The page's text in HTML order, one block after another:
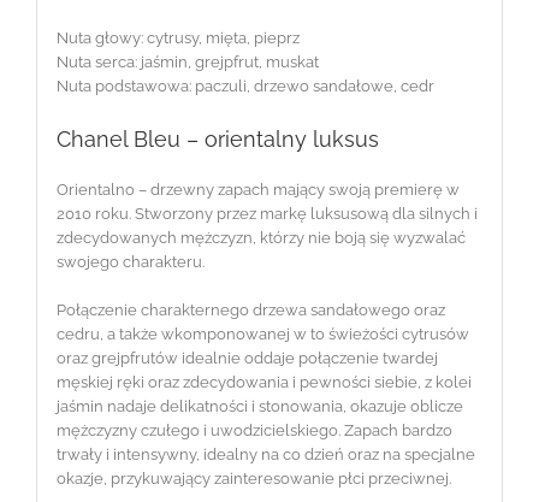
Nuta głowy: cytrusy, mięta, pieprz
Nuta serca: jaśmin, grejpfrut, muskat
Nuta podstawowa: paczuli, drzewo sandałowe, cedr
Chanel Bleu – orientalny luksus
Orientalno – drzewny zapach mający swoją premierę w
2010 roku. Stworzony przez markę luksusową dla silnych i
zdecydowanych mężczyzn, którzy nie boją się wyzwalać
swojego charakteru.
Połączenie charakternego drzewa sandałowego oraz
cedru, a także wkomponowanej w to świeżości cytrusów
oraz grejpfrutów idealnie oddaje połączenie twardej
męskiej ręki oraz zdecydowania i pewności siebie, z kolei
jaśmin nadaje delikatności i stonowania, okazuje oblicze
mężczyzny czułego i uwodzicielskiego. Zapach bardzo
trwały i intensywny, idealny na co dzień oraz na specjalne
okazje, przykuwający zainteresowanie płci przeciwnej.